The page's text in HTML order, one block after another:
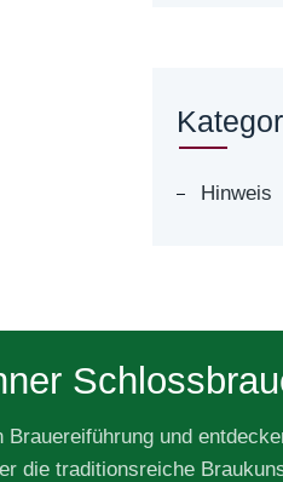
Hinweis
und
die traditionsreiche